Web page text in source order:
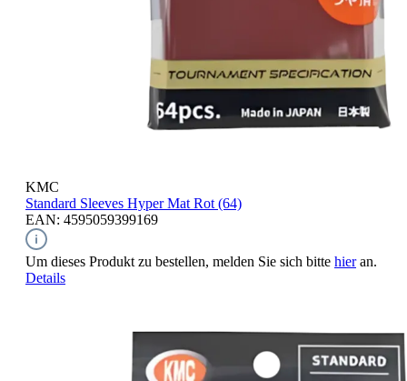
KMC
Standard Sleeves Hyper Mat Rot (64)
EAN: 4595059399169
Um dieses Produkt zu bestellen, melden Sie sich bitte hieran.
Details